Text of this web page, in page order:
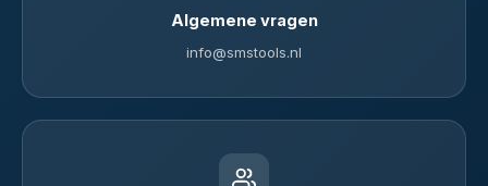
Algemene vragen
info@smstools.nl